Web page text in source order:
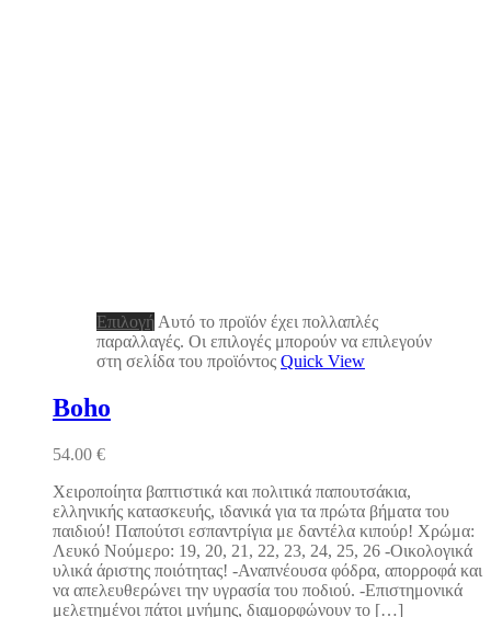
Επιλογή Αυτό το προϊόν έχει πολλαπλές
παραλλαγές. Οι επιλογές μπορούν να επιλεγούν
στη σελίδα του προϊόντος Quick View
Boho
54.00 €
Χειροποίητα βαπτιστικά και πολιτικά παπουτσάκια,
ελληνικής κατασκευής, ιδανικά για τα πρώτα βήματα του
παιδιού! Παπούτσι εσπαντρίγια με δαντέλα κιπούρ! Χρώμα:
Λευκό Νούμερο: 19, 20, 21, 22, 23, 24, 25, 26 -Οικολογικά
υλικά άριστης ποιότητας! -Αναπνέουσα φόδρα, απορροφά και
να απελευθερώνει την υγρασία του ποδιού. -Επιστημονικά
μελετημένοι πάτοι μνήμης, διαμορφώνουν το […]